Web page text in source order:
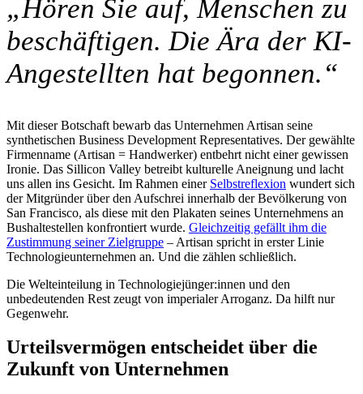
„Hören Sie auf, Menschen zu
beschäftigen. Die Ära der KI-
Angestellten hat begonnen.“
Mit dieser Botschaft bewarb das Unternehmen Artisan seine
synthetischen Business Development Representatives. Der gewählte
Firmenname (Artisan = Handwerker) entbehrt nicht einer gewissen
Ironie. Das Sillicon Valley betreibt kulturelle Aneignung und lacht
uns allen ins Gesicht. Im Rahmen einer Selbstreflexion wundert sich
der Mitgründer über den Aufschrei innerhalb der Bevölkerung von
San Francisco, als diese mit den Plakaten seines Unternehmens an
Bushaltestellen konfrontiert wurde. Gleichzeitig gefällt ihm die
Zustimmung seiner Zielgruppe – Artisan spricht in erster Linie
Technologieunternehmen an. Und die zählen schließlich.
Die Welteinteilung in Technologiejünger:innen und den
unbedeutenden Rest zeugt von imperialer Arroganz. Da hilft nur
Gegenwehr.
Urteilsvermögen entscheidet über die
Zukunft von Unternehmen